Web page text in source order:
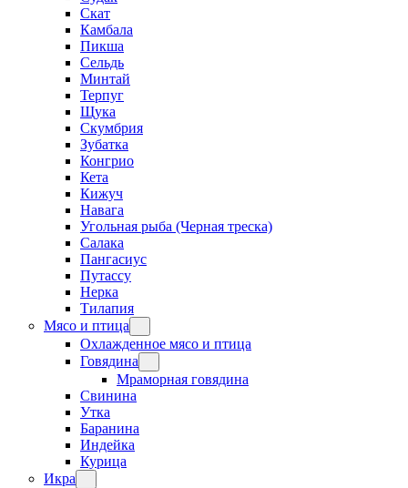
Скат
Камбала
Пикша
Сельдь
Минтай
Терпуг
Щука
Скумбрия
Зубатка
Конгрио
Кета
Кижуч
Навага
Угольная рыба (Черная треска)
Салака
Пангасиус
Путассу
Нерка
Тилапия
Мясо и птица
Охлажденное мясо и птица
Говядина
Мраморная говядина
Свинина
Утка
Баранина
Индейка
Курица
Икра